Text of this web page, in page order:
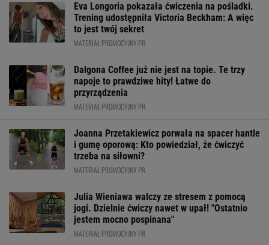
Eva Longoria pokazała ćwiczenia na pośladki.
Trening udostępniła Victoria Beckham: A więc
to jest twój sekret
MATERIAŁ PROMOCYJNY PR
Dalgona Coffee już nie jest na topie. Te trzy
napoje to prawdziwe hity! Łatwe do
przyrządzenia
MATERIAŁ PROMOCYJNY PR
Joanna Przetakiewicz porwała na spacer hantle
i gumę oporową: Kto powiedział, że ćwiczyć
trzeba na siłowni?
MATERIAŁ PROMOCYJNY PR
Julia Wieniawa walczy ze stresem z pomocą
jogi. Dzielnie ćwiczy nawet w upał! "Ostatnio
jestem mocno pospinana"
MATERIAŁ PROMOCYJNY PR